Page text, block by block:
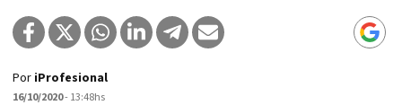
Por iProfesional
16/10/2020- 13:48hs